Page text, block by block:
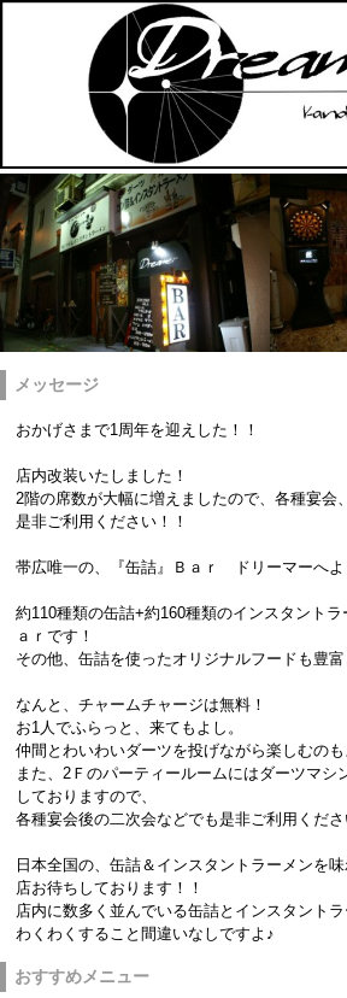
メッセージ
おかげさまで1周年を迎えした！！
店内改装いたしました！
2階の席数が大幅に増えましたので、各種宴会
是非ご利用ください！！
帯広唯一の、『缶詰』Ｂａｒ ドリーマーへよ
約110種類の缶詰+約160種類のインスタントラ
ａｒです！
その他、缶詰を使ったオリジナルフードも豊富
なんと、チャームチャージは無料！
お1人でふらっと、来てもよし。
仲間とわいわいダーツを投げながら楽しむのも
また、2Ｆのパーティールームにはダーツマシ
しておりますので、
各種宴会後の二次会などでも是非ご利用くださ
日本全国の、缶詰＆インスタントラーメンを
店お待ちしております！！
店内に数多く並んでいる缶詰とインスタントラ
わくわくすること間違いなしですよ♪
おすすめメニュー